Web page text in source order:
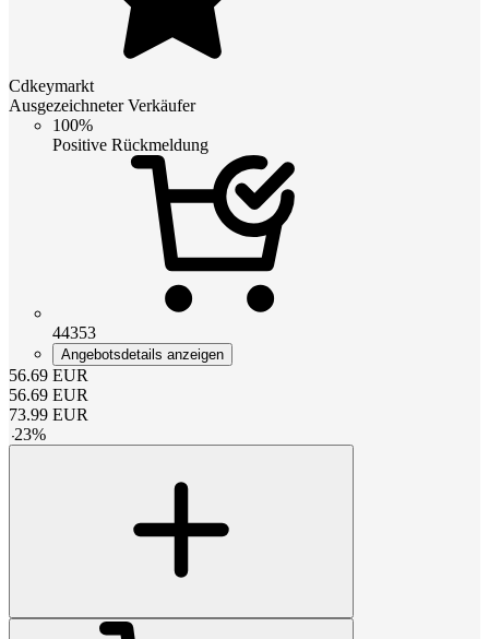
Cdkeymarkt
Ausgezeichneter Verkäufer
100%
Positive Rückmeldung
44353
Angebotsdetails anzeigen
56.69 EUR
56.69 EUR
73.99 EUR
-23%